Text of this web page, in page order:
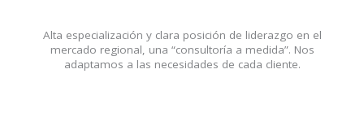
Alta especialización y clara posición de liderazgo en el
mercado regional, una “consultoría a medida”. Nos
adaptamos a las necesidades de cada cliente.